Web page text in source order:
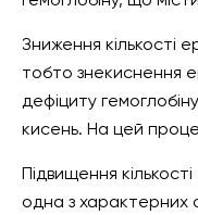
Зниження кількості
тобто знекиснення
дефіциту
кисень. На цей
Підвищення
одна з характерних